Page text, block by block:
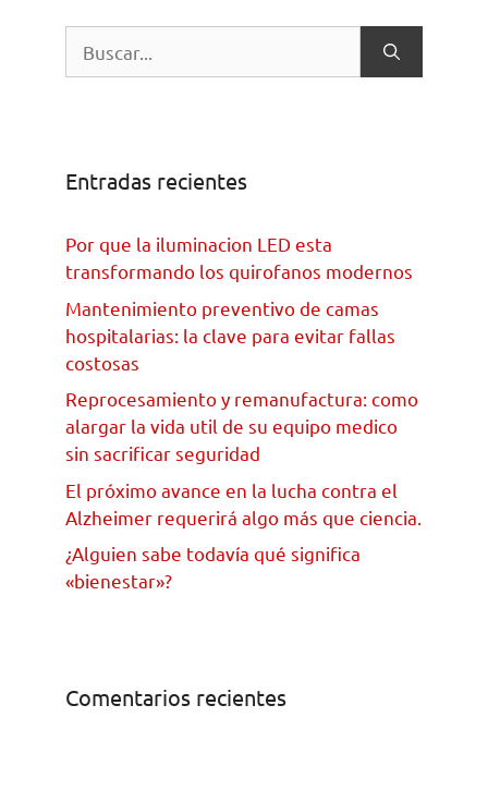
Entradas recientes
Por que la iluminacion LED esta
transformando los quirofanos modernos
Mantenimiento preventivo de camas
hospitalarias: la clave para evitar fallas
costosas
Reprocesamiento y remanufactura: como
alargar la vida util de su equipo medico
sin sacrificar seguridad
El próximo avance en la lucha contra el
Alzheimer requerirá algo más que ciencia.
¿Alguien sabe todavía qué significa
«bienestar»?
Comentarios recientes